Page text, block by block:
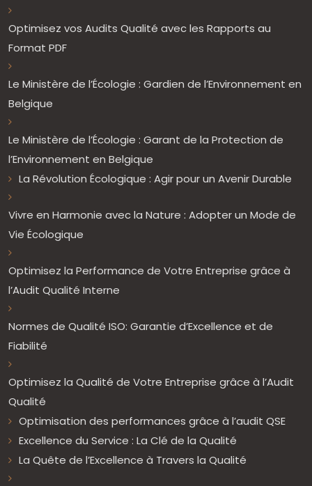
Optimisez vos Audits Qualité avec les Rapports au
Format PDF
Le Ministère de l’Écologie : Gardien de l’Environnement en
Belgique
Le Ministère de l’Écologie : Garant de la Protection de
l’Environnement en Belgique
La Révolution Écologique : Agir pour un Avenir Durable
Vivre en Harmonie avec la Nature : Adopter un Mode de
Vie Écologique
Optimisez la Performance de Votre Entreprise grâce à
l’Audit Qualité Interne
Normes de Qualité ISO: Garantie d’Excellence et de
Fiabilité
Optimisez la Qualité de Votre Entreprise grâce à l’Audit
Qualité
Optimisation des performances grâce à l’audit QSE
Excellence du Service : La Clé de la Qualité
La Quête de l’Excellence à Travers la Qualité